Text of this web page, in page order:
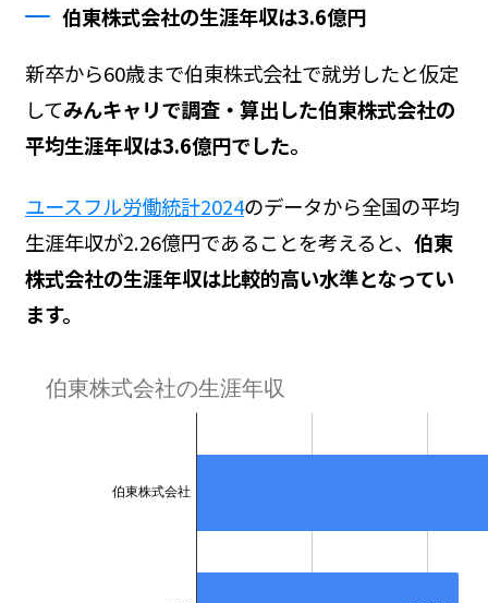
伯東株式会社の生涯年収は3.6億円
新卒から60歳まで伯東株式会社で就労したと仮定
してみんキャリで調査・算出した伯東株式会社の
平均生涯年収は3.6億円でした。
ユースフル労働統計2024のデータから全国の平均
生涯年収が2.26億円であることを考えると、 伯東
株式会社の生涯年収は比較的高い水準となってい
ます。